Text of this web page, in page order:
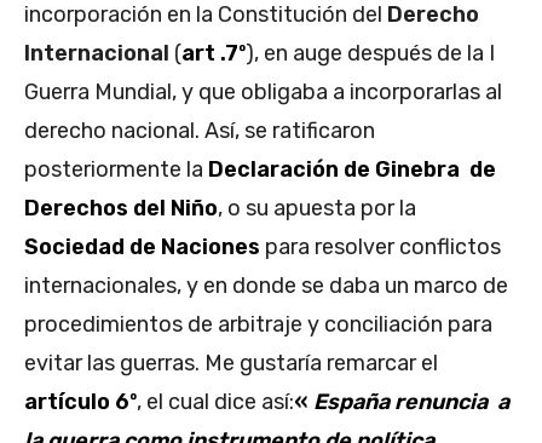
incorporación en la Constitución del Derecho
Internacional (art .7º), en auge después de la I
Guerra Mundial, y que obligaba a incorporarlas al
derecho nacional. Así, se ratificaron
posteriormente la Declaración de Ginebra de
Derechos del Niño, o su apuesta por la
Sociedad de Naciones para resolver conflictos
internacionales, y en donde se daba un marco de
procedimientos de arbitraje y conciliación para
evitar las guerras. Me gustaría remarcar el
artículo 6º, el cual dice así:« España renuncia a